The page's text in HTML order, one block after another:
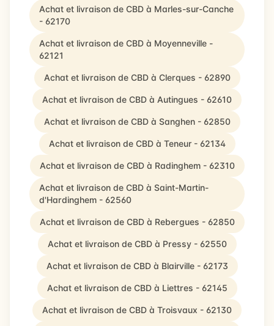
Achat et livraison de CBD à Marles-sur-Canche
- 62170
Achat et livraison de CBD à Moyenneville -
62121
Achat et livraison de CBD à Clerques - 62890
Achat et livraison de CBD à Autingues - 62610
Achat et livraison de CBD à Sanghen - 62850
Achat et livraison de CBD à Teneur - 62134
Achat et livraison de CBD à Radinghem - 62310
Achat et livraison de CBD à Saint-Martin-
d'Hardinghem - 62560
Achat et livraison de CBD à Rebergues - 62850
Achat et livraison de CBD à Pressy - 62550
Achat et livraison de CBD à Blairville - 62173
Achat et livraison de CBD à Liettres - 62145
Achat et livraison de CBD à Troisvaux - 62130